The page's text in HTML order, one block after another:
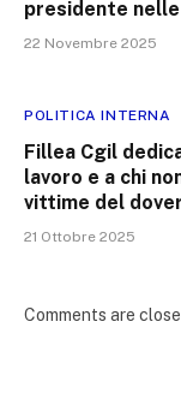
presidente
22 Novembre 2025
POLITICA INTERNA
Fillea Cgil
lavoro e a chi
vittime del
21 Ottobre 2025
Comments are